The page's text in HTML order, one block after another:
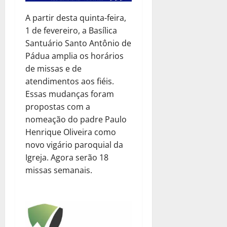
A partir desta quinta-feira,
1 de fevereiro, a Basílica
Santuário Santo Antônio de
Pádua amplia os horários
de missas e de
atendimentos aos fiéis.
Essas mudanças foram
propostas com a
nomeação do padre Paulo
Henrique Oliveira como
novo vigário paroquial da
Igreja. Agora serão 18
missas semanais.